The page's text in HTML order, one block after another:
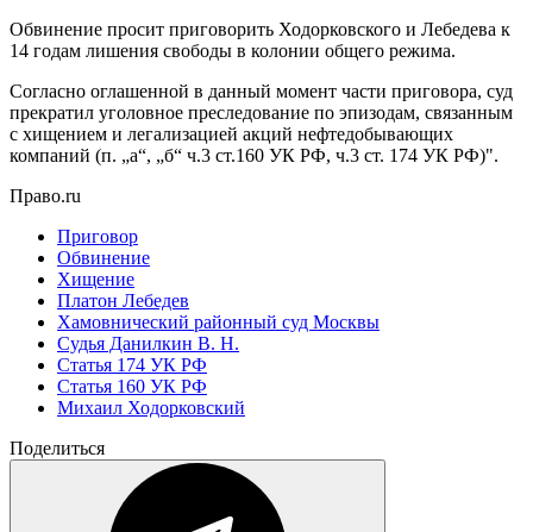
Обвинение просит приговорить Ходорковского и Лебедева к
14 годам лишения свободы в колонии общего режима.
Согласно оглашенной в данный момент части приговора, суд
прекратил уголовное преследование по эпизодам, связанным
с хищением и легализацией акций нефтедобывающих
компаний (п. „а“, „б“ ч.3 ст.160 УК РФ, ч.3 ст. 174 УК РФ)".
Право.ru
Приговор
Обвинение
Хищение
Платон Лебедев
Хамовнический районный суд Москвы
Судья Данилкин В. Н.
Статья 174 УК РФ
Статья 160 УК РФ
Михаил Ходорковский
Поделиться